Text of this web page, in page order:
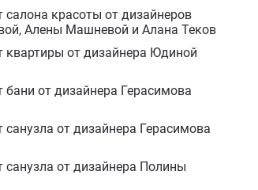
салона красоты от дизайнеров
Алены Машневой и Алана Теков
квартиры от дизайнера Юдиной
бани от дизайнера Герасимова
санузла от дизайнера Герасимова
санузла от дизайнера Полины